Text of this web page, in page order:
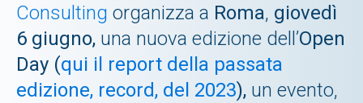
Consulting organizza a Roma, giovedì
6 giugno, una nuova edizione dell’Open
Day (qui il report della passata
edizione, record, del 2023), un evento,